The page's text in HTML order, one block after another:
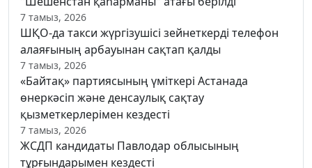
7 тамыз, 2026
ШҚО-да такси жүргізушісі зейнеткерді телефон
алаяғының арбауынан сақтап қалды
7 тамыз, 2026
«Байтақ» партиясының үміткері Астанада
өнеркәсіп және денсаулық сақтау
қызметкерлерімен кездесті
7 тамыз, 2026
ЖСДП кандидаты Павлодар облысының
тұрғындарымен кездесті